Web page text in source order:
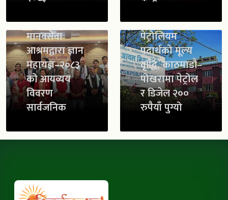
मानवसेवा
आश्रमद्वारा ज्ञान
महायज्ञ–२०८३
को आयव्यय
विवरण
सार्वजनिक
पेट्रोलियम
पदार्थको मूल्य
वृद्धि, काठमाडौं–
पोखरामा पेट्रोल
र डिजेल २००
रुपैयाँ पुग्यो